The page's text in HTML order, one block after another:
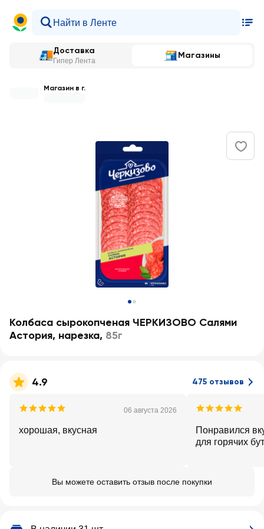
Доставка
Гипер Лента
Магазины
Магазин в г.
Колбаса сырокопченая ЧЕРКИЗОВО Салями
Астория, нарезка, 85г
4.9 475 отзывов
06 августа 2026
хорошая, вкусная
Понравился
для горячих
Вы можете оставить отзыв после покупки